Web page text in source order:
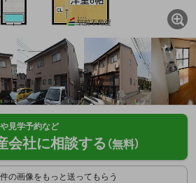
見学予約など
会社に相談する （無料）
の画像をもっと送ってもらう